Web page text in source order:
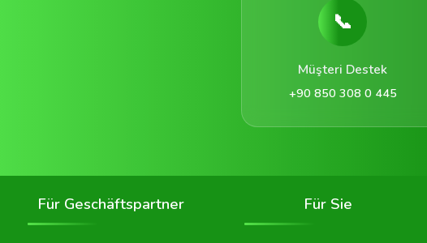
📞
Müşteri Destek
+90 850 308 0 445
Für Geschäftspartner Für Sie